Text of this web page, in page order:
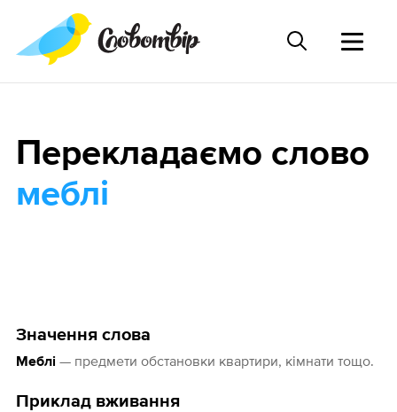
Значення слова
Меблі — предмети обстановки квартири, кімнати тощо.
Приклад вживання
Перекладаємо слово
меблі